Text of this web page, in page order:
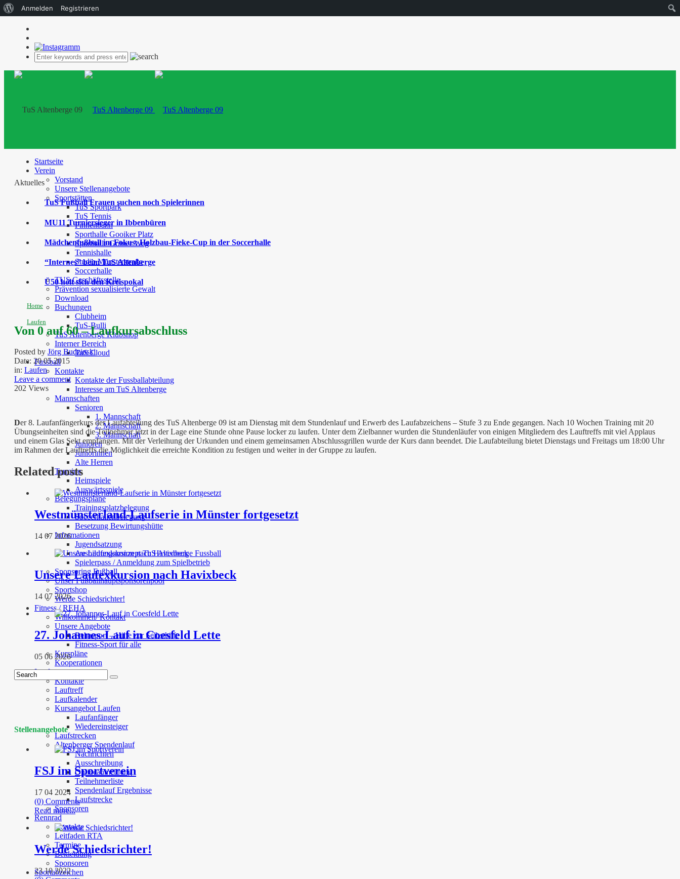
Startseite
Verein
Vorstand
Unsere Stellenangebote
Sportstätten
TuS Sportpark
TuS Tennis
Finnenbahn
Sporthalle Gooiker Platz
Sporthalle Grüner Weg
Tennishalle
Studio Münsterstraße
Soccerhalle
TUS Geschäftsstelle
Prävention sexualisierte Gewalt
Download
Buchungen
Clubheim
TuS-Bulli
TuS Altenberge Klubshop
Interner Bereich
TuS Cloud
Fussball
Kontakte
Kontakte der Fussballabteilung
Interesse am TuS Altenberge
Mannschaften
Senioren
1. Mannschaft
2. Mannschaft
3. Mannschaft
Junioren
Juniorinnen
Alte Herren
Termine
Heimspiele
Auswärtsspiele
Belegungspläne
Trainingsplatzbelegung
Soccerhallenbelegung
Besetzung Bewirtungshütte
Informationen
Jugendsatzung
Ausbildungskonzept TuS Altenberge Fussball
Spielerpass / Anmeldung zum Spielbetrieb
Sponsoring Fußball
Unser Fußballhauptsponsorenpool
Sportshop
Werde Schiedsrichter!
Fitness / REHA
Willkommen/ Kontakt
Unsere Angebote
Rehasport – Hilfe zur Selbsthilfe
Fitness-Sport für alle
Kurspläne
Kooperationen
Laufen
Kontakte
Lauftreff
Laufkalender
Kursangebot Laufen
Laufanfänger
Wiedereinsteiger
Laufstrecken
Altenberger Spendenlauf
Nachrichten
Ausschreibung
Onlineanmeldung
Teilnehmerliste
Spendenlauf Ergebnisse
Laufstrecke
Sponsoren
Rennrad
Kontakte
Leitfaden RTA
Termine
Bekleidung
Sponsoren
Sportabzeichen
Aktuelles
TuS Fußball Frauen suchen noch Spielerinnen
MU11 Turniersieger in Ibbenbüren
Mädchenfußball im Fokus: Holzbau-Fieke-Cup in der Soccerhalle
“Internes” beim TuS Altenberge
Ü50 holt sich den Kreispokal
Home
Laufen
Von 0 auf 60 – Laufkursabschluss
Posted by Jörg Budzinski
Date: 20 05 2015
in: Laufen
Leave a comment
202 Views
Der 8. Laufanfängerkurs der Laufabteilung des TuS Altenberge 09 ist am Dienstag mit dem Stundenlauf und Erwerb des Laufabzeichens – Stufe 3 zu Ende gegangen. Nach 10 Wochen Training mit 20
Übungseinheiten sind die Teilnehmer jetzt in der Lage eine Stunde ohne Pause locker zu laufen. Unter dem Zielbanner wurden die Stundenläufer von einigen Mitgliedern des Lauftreffs mit viel Applaus
und einem Glas Sekt empfangen. Mit der Verleihung der Urkunden und einem gemeinsamen Abschlussgrillen wurde der Kurs dann beendet. Die Laufabteilung bietet Dienstags und Freitags um 18:00 Uhr
im Rahmen der Lauftreffs die Möglichkeit die erreichte Kondition zu festigen und weiter in der Gruppe zu laufen.
Related posts
Westmünsterland-Laufserie in Münster fortgesetzt
14 07 2026
Unsere Laufexkursion nach Havixbeck
14 07 2026
27. Johannes-Lauf in Coesfeld Lette
05 06 2026
Stellenangebote
FSJ im Sportverein
17 04 2024
(0) Comments
Read more...
Werde Schiedsrichter!
23 10 2022
Über
Anmelden Registrieren